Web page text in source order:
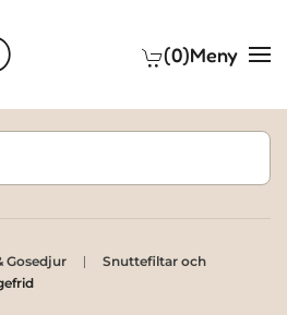
(0)Meny
Gosedjur
Snuttefiltar och